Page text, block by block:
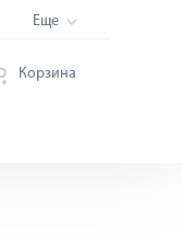
Еще
Корзина